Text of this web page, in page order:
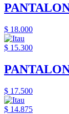
$ 18.000
$ 15.300
$ 17.500
$ 14.875